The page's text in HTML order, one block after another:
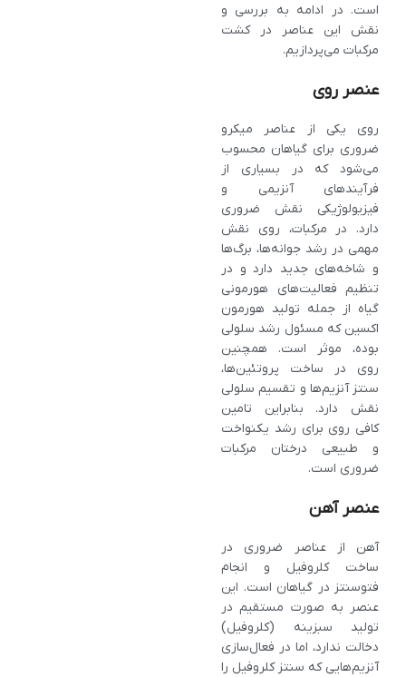
است. در ادامه به بررسی و
نقش این عناصر در کشت
مرکبات می‌پردازیم.
عنصر روی
روی یکی از عناصر میکرو
ضروری برای گیاهان محسوب
می‌شود که در بسیاری از
فرآیندهای آنزیمی و
فیزیولوژیکی نقش ضروری
دارد. در مرکبات، روی نقش
مهمی در رشد جوانه‌ها، برگ‌ها
و شاخه‌های جدید دارد و در
تنظیم فعالیت‌های هورمونی
گیاه از جمله تولید هورمون
اکسین که مسئول رشد سلولی
بوده، موثر است. همچنین
روی در ساخت پروتئین‌ها،
سنتز آنزیم‌ها و تقسیم سلولی
نقش دارد. بنابراین تامین
کافی روی برای رشد یکنواخت
و طبیعی درختان مرکبات
ضروری است.
عنصر آهن
آهن از عناصر ضروری در
ساخت کلروفیل و انجام
فتوسنتز در گیاهان است. این
عنصر به صورت مستقیم در
تولید سبزینه (کلروفیل)
دخالت ندارد، اما در فعال‌سازی
آنزیم‌هایی که سنتز کلروفیل را